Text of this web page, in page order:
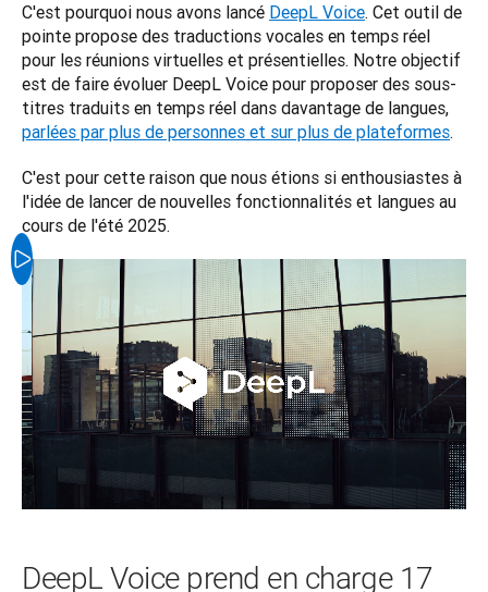
C'est pourquoi nous avons lancé DeepL Voice. Cet outil de
pointe propose des traductions vocales en temps réel
pour les réunions virtuelles et présentielles. Notre objectif
est de faire évoluer DeepL Voice pour proposer des sous-
parlées par plus de personnes et sur plus de plateformes.
C'est pour cette raison que nous étions si enthousiastes à
l'idée de lancer de nouvelles fonctionnalités et langues au
cours de l'été 2025.
DeepL Voice prend en charge 17